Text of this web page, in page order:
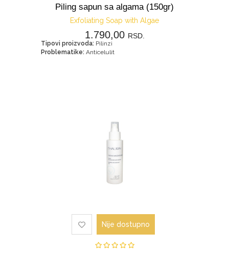
Piling sapun sa algama (150gr)
Exfoliating Soap with Algae
1.790,00 RSD.
Tipovi proizvoda: Pilinzi
Problematike: Anticelulit
Nije dostupno